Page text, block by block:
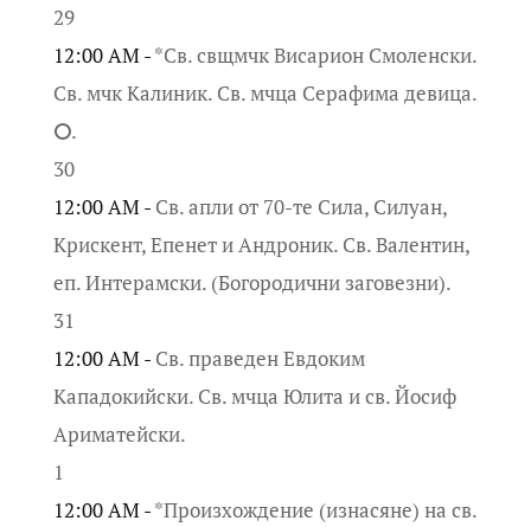
29
12:00 AM -*Св. свщмчк Висарион Смоленски.
Св. мчк Калиник. Св. мчца Серафима девица.
⭘.
30
12:00 AM - Св. апли от 70-те Сила, Силуан,
Крискент, Епенет и Андроник. Св. Валентин,
еп. Интерамски. (Богородични заговезни).
31
12:00 AM - Св. праведен Евдоким
Кападокийски. Св. мчца Юлита и св. Йосиф
Ариматейски.
1
12:00 AM -*Произхождение (изнасяне) на св.